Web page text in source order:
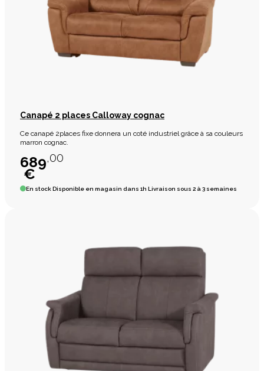
Canapé 2 places Calloway cognac
Ce canapé 2places fixe donnera un coté industriel grâce à sa couleurs
marron cognac.
689,00
€
En stockDisponible en magasin dans 1h Livraison sous 2 à 3 semaines